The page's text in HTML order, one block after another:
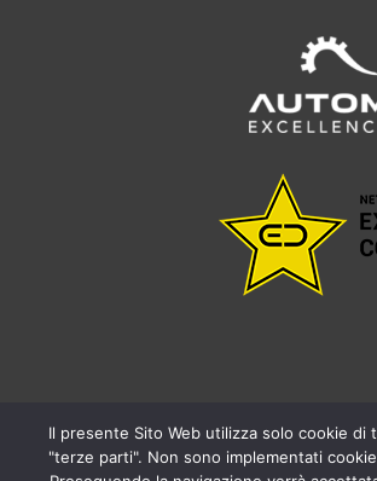
facebooklinkedinyoutubeinstagram
Il presente Sito Web utilizza solo cookie di
"terze parti". Non sono implementati